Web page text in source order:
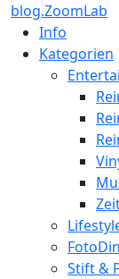
blog.ZoomLab
Info
Kategorien
Stift &